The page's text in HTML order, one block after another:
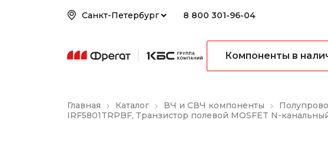
8 800 301-96-04
Компоненты в
Главная Каталог ВЧ и СВЧ компоненты
IRF5801TRPBF, Транзистор полевой MOSFET N-